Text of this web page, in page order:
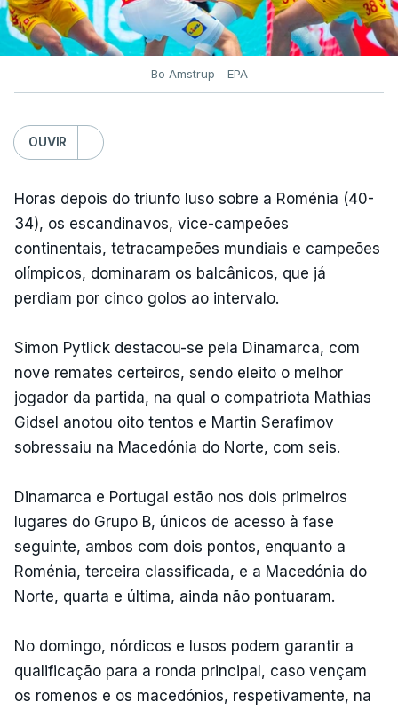
Bo Amstrup - EPA
OUVIR
Horas depois do triunfo luso sobre a Roménia (40-
34), os escandinavos, vice-campeões
continentais, tetracampeões mundiais e campeões
olímpicos, dominaram os balcânicos, que já
perdiam por cinco golos ao intervalo.
Simon Pytlick destacou-se pela Dinamarca, com
nove remates certeiros, sendo eleito o melhor
jogador da partida, na qual o compatriota Mathias
Gidsel anotou oito tentos e Martin Serafimov
sobressaiu na Macedónia do Norte, com seis.
Dinamarca e Portugal estão nos dois primeiros
lugares do Grupo B, únicos de acesso à fase
seguinte, ambos com dois pontos, enquanto a
Roménia, terceira classificada, e a Macedónia do
Norte, quarta e última, ainda não pontuaram.
No domingo, nórdicos e lusos podem garantir a
qualificação para a ronda principal, caso vençam
os romenos e os macedónios, respetivamente, na